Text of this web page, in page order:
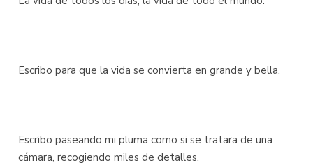
Escribo para que la vida se convierta en grande y bella.
Escribo paseando mi pluma como si se tratara de una
cámara, recogiendo miles de detalles.